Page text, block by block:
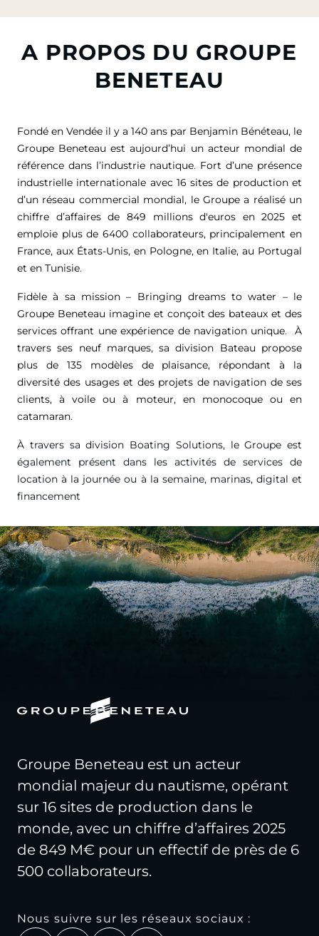
A PROPOS DU GROUPE
BENETEAU
Fondé en Vendée il y a 140 ans par Benjamin Bénéteau, le
Groupe Beneteau est aujourd’hui un acteur mondial de
référence dans l’industrie nautique. Fort d’une présence
industrielle internationale avec 16 sites de production et
d’un réseau commercial mondial, le Groupe a réalisé un
chiffre d’affaires de 849 millions d'euros en 2025 et
emploie plus de 6400 collaborateurs, principalement en
France, aux États-Unis, en Pologne, en Italie, au Portugal
et en Tunisie.
Fidèle à sa mission – Bringing dreams to water – le
Groupe Beneteau imagine et conçoit des bateaux et des
services offrant une expérience de navigation unique. À
travers ses neuf marques, sa division Bateau propose
plus de 135 modèles de plaisance, répondant à la
diversité des usages et des projets de navigation de ses
clients, à voile ou à moteur, en monocoque ou en
catamaran.
À travers sa division Boating Solutions, le Groupe est
également présent dans les activités de services de
location à la journée ou à la semaine, marinas, digital et
financement
Groupe Beneteau est un acteur
mondial majeur du nautisme, opérant
sur 16 sites de production dans le
monde, avec un chiffre d’affaires 2025
de 849 M€ pour un effectif de près de 6
500 collaborateurs.
Nous suivre sur les réseaux sociaux :